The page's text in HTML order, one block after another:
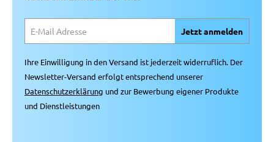
Jetzt anmelden
Ihre Einwilligung in den Versand ist jederzeit widerruflich. Der
Newsletter-Versand erfolgt entsprechend unserer
Datenschutzerklärung und zur Bewerbung eigener Produkte
und Dienstleistungen